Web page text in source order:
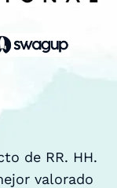
de RR. HH.
valorado